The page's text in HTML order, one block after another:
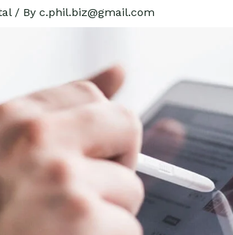
/ By c.phil.biz@gmail.com